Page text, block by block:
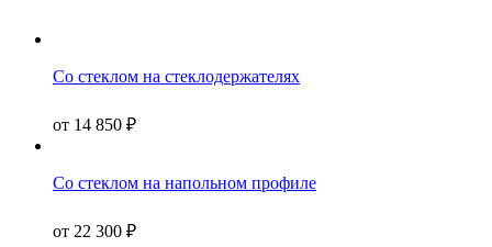
Со стеклом на стеклодержателях
от 14 850 ₽
Со стеклом на напольном профиле
от 22 300 ₽